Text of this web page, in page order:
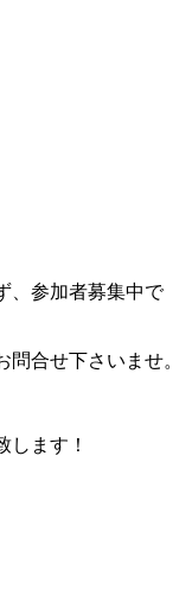
、参加者募集中で
合せ下さいませ。
します！